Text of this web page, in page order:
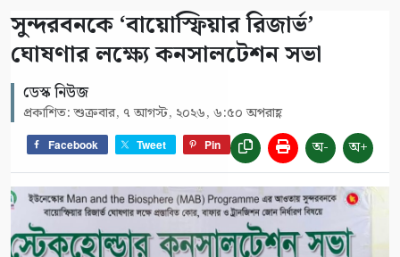
সুন্দরবনকে ‘বায়োস্ফিয়ার রিজার্ভ’
ঘোষণার লক্ষ্যে কনসালটেশন সভা
ডেস্ক নিউজ
প্রকাশিত: শুক্রবার, ৭ আগস্ট, ২০২৬, ৬:৫০ অপরাহ্ণ
Facebook Tweet Pin অ- অ+